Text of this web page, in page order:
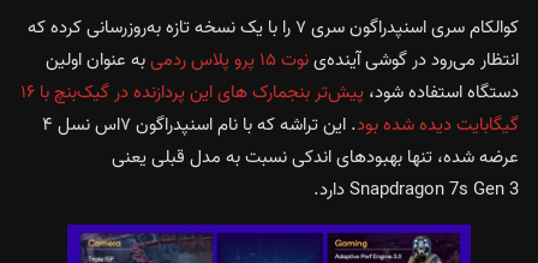
کوالکام سری اسنپدراگون سری ۷ را با یک نسخه تازه به‌روزرسانی کرده که
انتظار می‌رود در گوشی آینده‌ینوت ۱۵ پرو پلاس ردمیبه عنوان اولین
دستگاه استفاده شود،
پیش‌تر بنجمارک های این پردازنده در گیک‌بنچ با ۱۶
گیگابایت دیده شده بود
. این تراشه که با نام اسنپدراگون ۷اس نسل ۴
عرضه شده، تنها بهبودهای اندکی نسبت به مدل قبلی یعنی
Snapdragon 7s Gen 3 دارد.